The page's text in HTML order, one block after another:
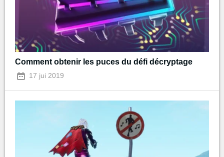
Comment obtenir les puces du défi décryptage
17 jui 2019